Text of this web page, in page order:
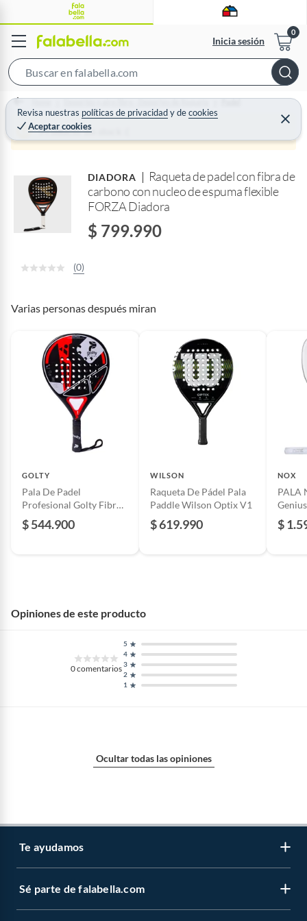
Inicia sesión
e
a
c
B
a
r
Revisa nuestras políticas de privacidadydecookies
Aceptar cookies
C
e
r
Home Deportes y aire libre - Deportes de Raqueta Padel
Producto sin stock :(
DIADORA
Raqueta de padel con fibra de
carbono con nucleo de espuma flexible
FORZA Diadora
$ 799.990
(0)
Varias personas después miran
GOLTY
Pala De Padel
Profesional Golty Fibra
De Carbono
$ 544.900
WILSON
Raqueta De Pádel Pala
Paddle Wilson Optix V1
$ 619.990
NOX
PALA
Tapia
$
Opiniones de este producto
0comentarios
1
2
3
4
5
Ocultar todas las opiniones
Te ayudamos
Venta telefónica
Sé parte de falabella.com